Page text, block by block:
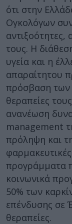
ότι στην
Ογκολόγων
τους. Η
υγεία και η
απαραίτητου
πρόσβαση των
θεραπείες
ανανέωση
management
πρόληψη και
προγράμματα
κοινωνικά
50% των
επένδυσης σε
θεραπείες.